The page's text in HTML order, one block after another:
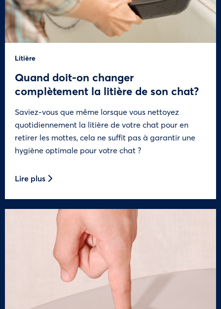
Litière
Quand doit-on changer
complètement la litière de son chat?
Saviez-vous que même lorsque vous nettoyez
quotidiennement la litière de votre chat pour en
retirer les mottes, cela ne suffit pas à garantir une
hygiène optimale pour votre chat ?
Lire plus